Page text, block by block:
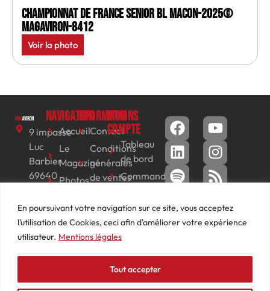
En poursuivant votre navigation sur ce site, vous acceptez
l’utilisation de Cookies, ceci afin d'améliorer votre expérience
utilisateur. Mentions légales
Tout accepter
Championnat de France senior BL Macon-2025©
MagAviron-8412
Voir la photo
9 impasse
Luc
Barbier
69640
04
74
66
contact@mediasaviron.fr
Navigation
Accueil
Le
Magazine
Photos
Vidéos
Podcasts
Informations
Contact
Conditions
générales
de ventes
légales
Mon
compte
Tableau
de bord
Commandes
Adresses
Détails
du
compte